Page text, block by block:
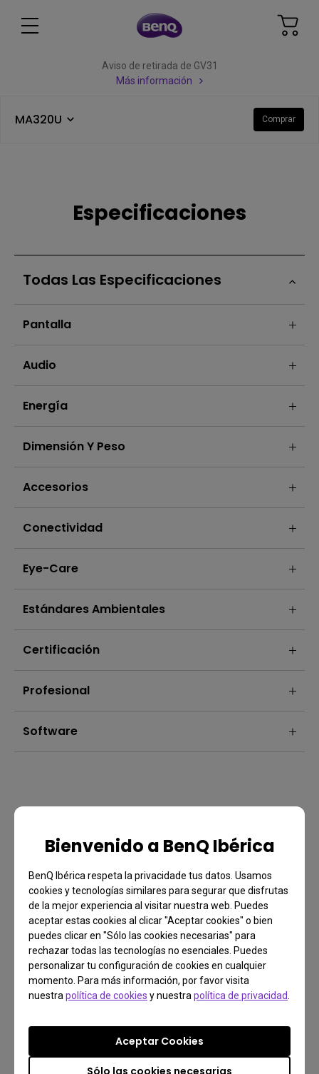
Bienvenido a BenQ Ibérica
BenQ Ibérica respeta la privacidade tus datos. Usamos
cookies y tecnologías similares para segurar que disfrutas
de la mejor experiencia al visitar nuestra web. Puedes
aceptar estas cookies al clicar "Aceptar cookies" o bien
puedes clicar en "Sólo las cookies necesarias" para
rechazar todas las tecnologías no esenciales. Puedes
personalizar tu configuración de cookies en cualquier
momento. Para más información, por favor visita
nuestra política de cookies y nuestra política de privacidad
Sólo las cookies necesarias
Aceptar Cookies
Aviso de retirada de GV31
Más información
MA320U Comprar
Especificaciones
Todas Las Especificaciones
Pantalla
Audio
Energía
Dimensión Y Peso
Accesorios
Conectividad
Eye-Care
Estándares Ambientales
Certificación
Profesional
Software
Preguntas Frecuentes
¿Tienes una consulta?
Lee la respuesta
Saber más